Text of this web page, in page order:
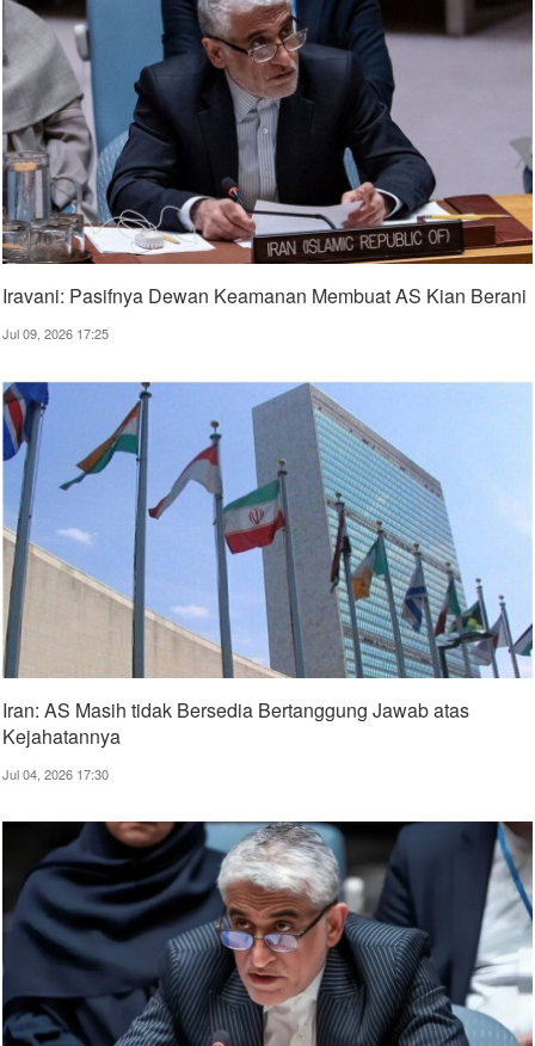
Iravani: Pasifnya Dewan Keamanan Membuat AS Kian Berani
Jul 09, 2026 17:25
Iran: AS Masih tidak Bersedia Bertanggung Jawab atas
Kejahatannya
Jul 04, 2026 17:30